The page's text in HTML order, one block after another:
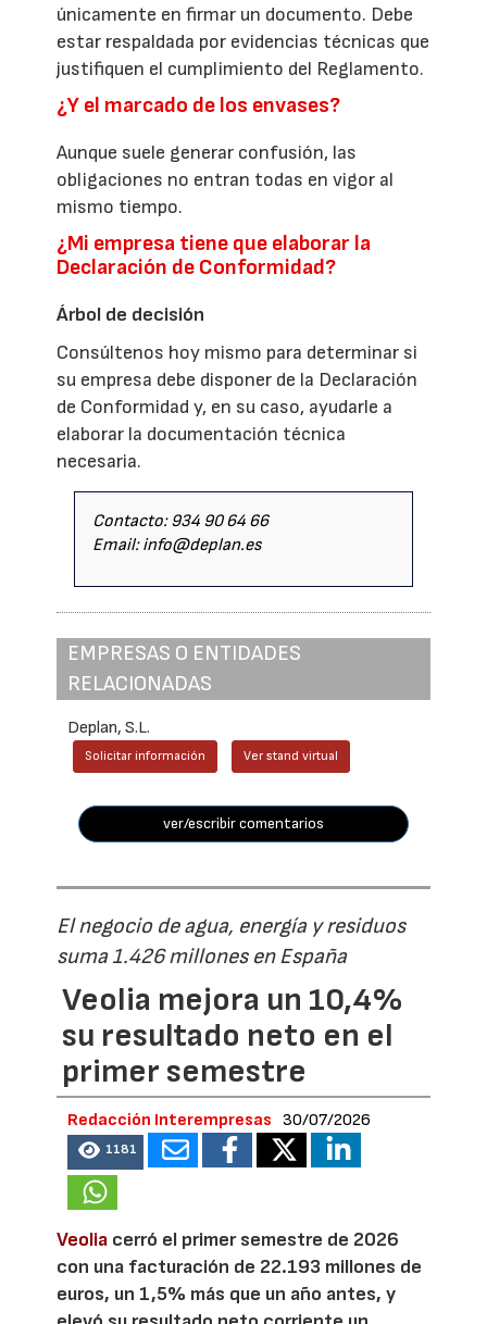
únicamente en firmar un documento. Debe
estar respaldada por evidencias técnicas que
justifiquen el cumplimiento del Reglamento.
¿Y el marcado de los envases?
Aunque suele generar confusión, las
obligaciones no entran todas en vigor al
mismo tiempo.
¿Mi empresa tiene que elaborar la
Declaración de Conformidad?
Árbol de decisión
Consúltenos hoy mismo para determinar si
su empresa debe disponer de la Declaración
de Conformidad y, en su caso, ayudarle a
elaborar la documentación técnica
necesaria.
Contacto: 934 90 64 66
Email: info@deplan.es
EMPRESAS O ENTIDADES
RELACIONADAS
Deplan, S.L.
Solicitar información Ver stand virtual
ver/escribir comentarios
El negocio de agua, energía y residuos
suma 1.426 millones en España
Veolia mejora un 10,4%
su resultado neto en el
primer semestre
Redacción Interempresas 30/07/2026
1181
Veolia cerró el primer semestre de 2026
con una facturación de 22.193 millones de
euros, un 1,5% más que un año antes, y